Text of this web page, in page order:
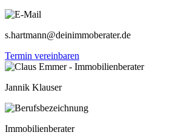
s.hartmann@deinimmoberater.de
Termin vereinbaren
Jannik Klauser
Immobilienberater